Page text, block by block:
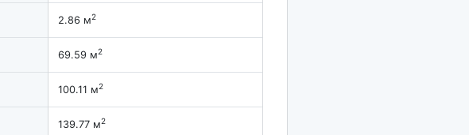
2.86 м2
69.59 м2
100.11 м2
139.77 м2